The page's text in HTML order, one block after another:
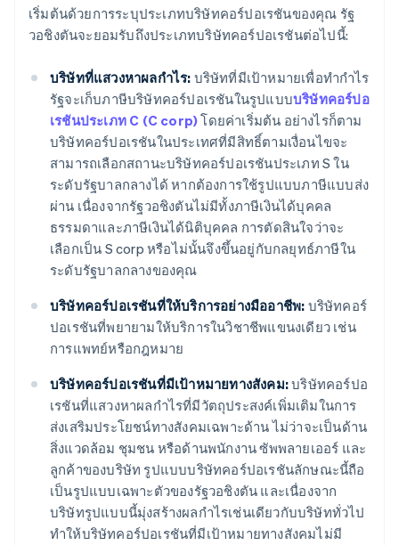
เริ่มต้นด้วยการระบุประเภทบริษัทคอร์ปอเรชันของคุณ รัฐ
วอชิงตันจะยอมรับถึงประเภทบริษัทคอร์ปอเรชันต่อไปนี้:
บริษัทที่แสวงหาผลกำไร: บริษัทที่มีเป้าหมายเพื่อทำกำไร
รัฐจะเก็บภาษีบริษัทคอร์ปอเรชันในรูปแบบบริษัทคอร์ปอ
เรชันประเภท C (C corp)โดยค่าเริ่มต้น อย่างไรก็ตาม
บริษัทคอร์ปอเรชันในประเทศที่มีสิทธิ์ตามเงื่อนไขจะ
สามารถเลือกสถานะบริษัทคอร์ปอเรชันประเภท S ใน
ระดับรัฐบาลกลางได้ หากต้องการใช้รูปแบบภาษีแบบส่ง
ผ่าน เนื่องจากรัฐวอชิงตันไม่มีทั้งภาษีเงินได้บุคคล
ธรรมดาและภาษีเงินได้นิติบุคคล การตัดสินใจว่าจะ
เลือกเป็น S corp หรือไม่นั้นจึงขึ้นอยู่กับกลยุทธ์ภาษีใน
ระดับรัฐบาลกลางของคุณ
บริษัทคอร์ปอเรชันที่ให้บริการอย่างมืออาชีพ: บริษัทคอร์
ปอเรชันที่พยายามให้บริการในวิชาชีพแขนงเดียว เช่น
การแพทย์หรือกฎหมาย
บริษัทคอร์ปอเรชันที่มีเป้าหมายทางสังคม:บริษัทคอร์ปอ
เรชันที่แสวงหาผลกำไรที่มีวัตถุประสงค์เพิ่มเติมในการ
ส่งเสริมประโยชน์ทางสังคมเฉพาะด้าน ไม่ว่าจะเป็นด้าน
สิ่งแวดล้อม ชุมชน หรือด้านพนักงาน ซัพพลายเออร์ และ
ลูกค้าของบริษัท รูปแบบบริษัทคอร์ปอเรชันลักษณะนี้ถือ
เป็นรูปแบบเฉพาะตัวของรัฐวอชิงตัน และเนื่องจาก
บริษัทรูปแบบนี้มุ่งสร้างผลกำไรเช่นเดียวกับบริษัททั่วไป
ทำให้บริษัทคอร์ปอเรชันที่มีเป้าหมายทางสังคมไม่มี